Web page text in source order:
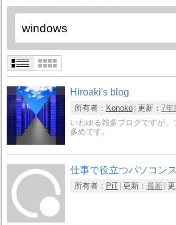
Hiroaki's blog
所有者： Konoko 更新： 7年
いわゆる雑多ブログですが
多めです。
仕事で役立つパソコン
所有者： PiT 更新： 最新